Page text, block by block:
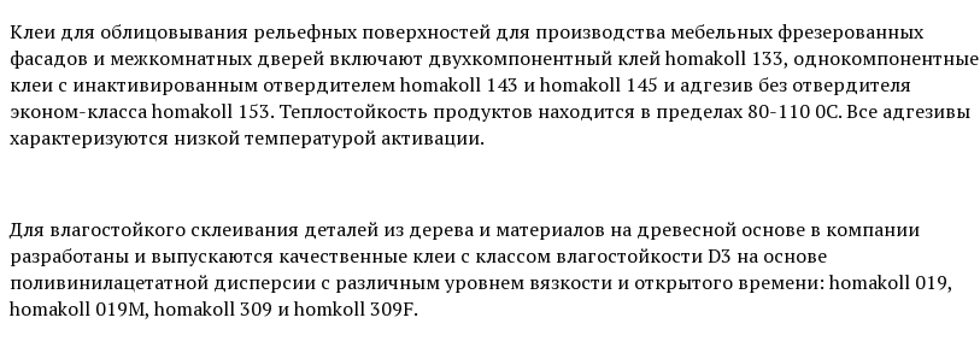
Клеи для облицовывания рельефных поверхностей для производства мебельных фрезерованных
фасадов и межкомнатных дверей включают двухкомпонентный клей homakoll 133, однокомпонентные
клеи с инактивированным отвердителем homakoll 143 и homakoll 145 и адгезив без отвердителя
эконом-класса homakoll 153. Теплостойкость продуктов находится в пределах 80-110 0С. Все адгезивы
характеризуются низкой температурой активации.
Для влагостойкого склеивания деталей из дерева и материалов на древесной основе в компании
разработаны и выпускаются качественные клеи с классом влагостойкости D3 на основе
поливинилацетатной дисперсии с различным уровнем вязкости и открытого времени: homakoll 019,
homakoll 019M, homakoll 309 и homkoll 309F.